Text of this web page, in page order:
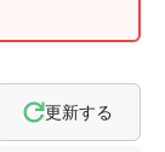
更新する